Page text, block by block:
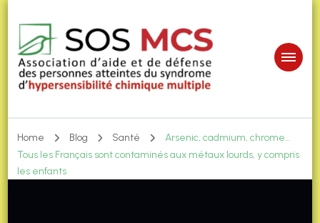
Home Blog Santé
Arsenic, cadmium, chrome…
Tous les Français sont contaminés aux métaux lourds, y compris
les enfants